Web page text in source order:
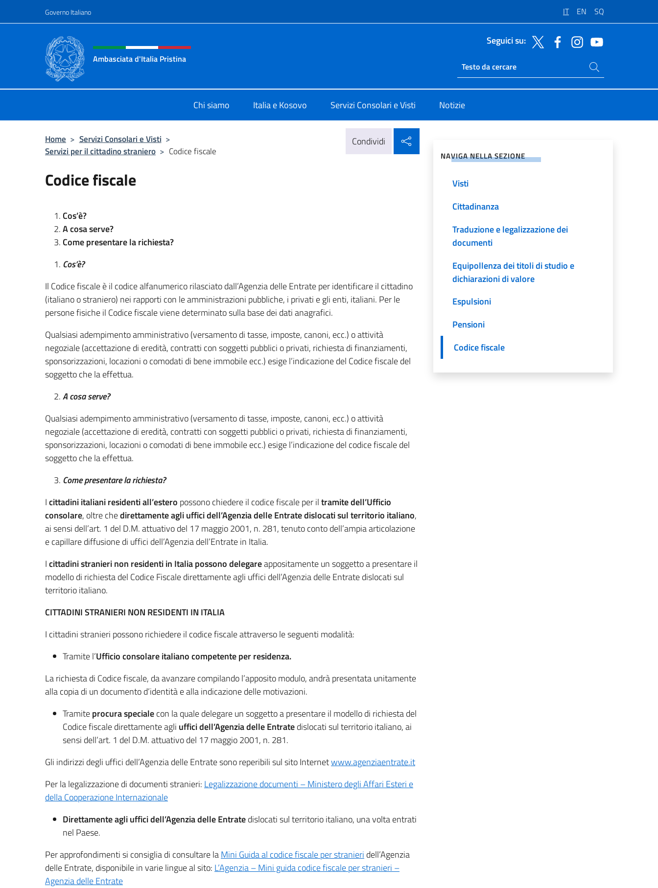
Governo Italiano IT EN SQ
Intestazione sito, social e menù
Ambasciata d'Italia Pristina
Seguici su:
Ricerca sito live
Cerca nel sito
Chi siamo Italia e Kosovo Servizi Consolari e Visti Notizie
Home > Servizi Consolari e Visti >
Servizi per il cittadino straniero > Codice fiscale
Condividi
Codice fiscale
Cos’è?
A cosa serve?
Come presentare la richiesta?
Cos’è?
Il Codice fiscale è il codice alfanumerico rilasciato dall’Agenzia delle Entrate per identificare il cittadino
(italiano o straniero) nei rapporti con le amministrazioni pubbliche, i privati e gli enti, italiani. Per le
persone fisiche il Codice fiscale viene determinato sulla base dei dati anagrafici.
Qualsiasi adempimento amministrativo (versamento di tasse, imposte, canoni, ecc.) o attività
negoziale (accettazione di eredità, contratti con soggetti pubblici o privati, richiesta di finanziamenti,
sponsorizzazioni, locazioni o comodati di bene immobile ecc.) esige l’indicazione del Codice fiscale del
soggetto che la effettua.
A cosa serve?
Qualsiasi adempimento amministrativo (versamento di tasse, imposte, canoni, ecc.) o attività
negoziale (accettazione di eredità, contratti con soggetti pubblici o privati, richiesta di finanziamenti,
sponsorizzazioni, locazioni o comodati di bene immobile ecc.) esige l’indicazione del codice fiscale del
soggetto che la effettua.
Come presentare la richiesta?
Icittadini italianiresidenti all’estero possono chiedere il codice fiscale per iltramite dell’Ufficio
consolare, oltre chedirettamente agli uffici dell’Agenzia delle Entrate dislocati sul territorio italiano,
ai sensi dell’art. 1 del D.M. attuativo del 17 maggio 2001, n. 281, tenuto conto dell’ampia articolazione
e capillare diffusione di uffici dell’Agenzia dell’Entrate in Italia.
Icittadini stranieri non residenti in Italiapossono delegareappositamente un soggetto a presentare il
modello di richiesta del Codice Fiscale direttamente agli uffici dell’Agenzia delle Entrate dislocati sul
territorio italiano.
CITTADINI STRANIERI NON RESIDENTI IN ITALIA
I cittadini stranieri possono richiedere il codice fiscale attraverso le seguenti modalità:
Tramite l’Ufficio consolare italiano competente per residenza.
La richiesta di Codice fiscale, da avanzare compilando l’apposito modulo, andrà presentata unitamente
alla copia di un documento d’identità e alla indicazione delle motivazioni.
Tramiteprocura specialecon la quale delegare un soggetto a presentare il modello di richiesta del
Codice fiscale direttamente agli uffici dell’Agenzia delle Entratedislocati sul territorio italiano, ai
sensi dell’art. 1 del D.M. attuativo del 17 maggio 2001, n. 281.
Gli indirizzi degli uffici dell’Agenzia delle Entrate sono reperibili sul sito Internetwww.agenziaentrate.it
Per la legalizzazione di documenti stranieri: Legalizzazione documenti – Ministero degli Affari Esteri e
della Cooperazione Internazionale
Direttamente agli uffici dell’Agenzia delle Entratedislocati sul territorio italiano, una volta entrati
nel Paese.
Per approfondimenti si consiglia di consultare laMini Guida al codice fiscale per stranieri dell’Agenzia
delle Entrate, disponibile in varie lingue al sito: L’Agenzia – Mini guida codice fiscale per stranieri –
Agenzia delle Entrate
NAVIGA NELLA SEZIONE
Visti
Cittadinanza
Traduzione e legalizzazione dei
documenti
Equipollenza dei titoli di studio e
dichiarazioni di valore
Espulsioni
Pensioni
Codice fiscale